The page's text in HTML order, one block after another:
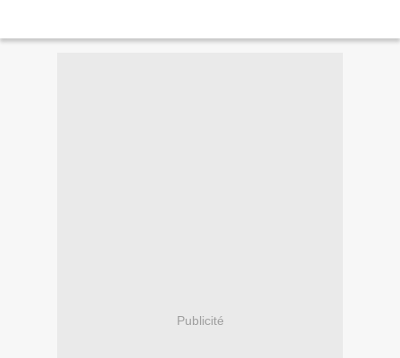
Publicité